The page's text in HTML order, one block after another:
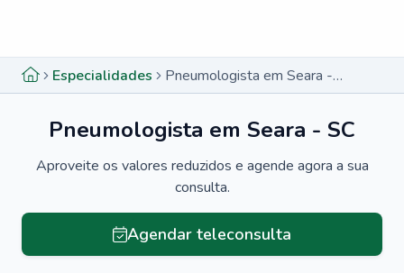
Especialidades Pneumologista em Seara - SC
Pneumologista em Seara - SC
Aproveite os valores reduzidos e agende agora a sua
consulta.
Agendar teleconsulta